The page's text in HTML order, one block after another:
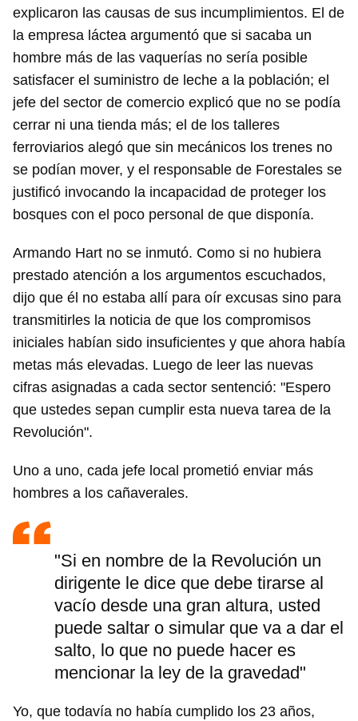
explicaron las causas de sus incumplimientos. El de
la empresa láctea argumentó que si sacaba un
hombre más de las vaquerías no sería posible
satisfacer el suministro de leche a la población; el
jefe del sector de comercio explicó que no se podía
cerrar ni una tienda más; el de los talleres
ferroviarios alegó que sin mecánicos los trenes no
se podían mover, y el responsable de Forestales se
justificó invocando la incapacidad de proteger los
bosques con el poco personal de que disponía.
Armando Hart no se inmutó. Como si no hubiera
prestado atención a los argumentos escuchados,
dijo que él no estaba allí para oír excusas sino para
transmitirles la noticia de que los compromisos
iniciales habían sido insuficientes y que ahora había
metas más elevadas. Luego de leer las nuevas
cifras asignadas a cada sector sentenció: "Espero
que ustedes sepan cumplir esta nueva tarea de la
Revolución".
Uno a uno, cada jefe local prometió enviar más
hombres a los cañaverales.
"Si en nombre de la Revolución un
dirigente le dice que debe tirarse al
vacío desde una gran altura, usted
puede saltar o simular que va a dar el
salto, lo que no puede hacer es
mencionar la ley de la gravedad"
Yo, que todavía no había cumplido los 23 años,